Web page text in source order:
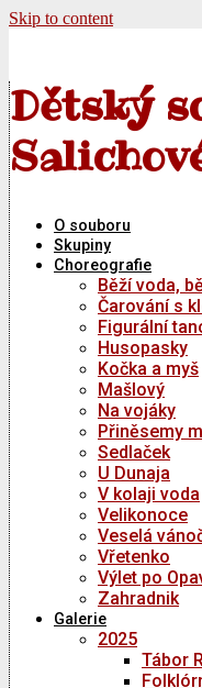
Skip to content
Dětský
O souboru
Skupiny
Choreografie
Běží voda,
Čarování s
Figurální
Husopasky
Kočka a myš
Mašlový
Na vojáky
Přiněsemy
Sedlaček
U Dunaja
V kolaji voda
Velikonoce
Veselá
Vřetenko
Výlet po
Zahradnik
Galerie
2025
Tábor